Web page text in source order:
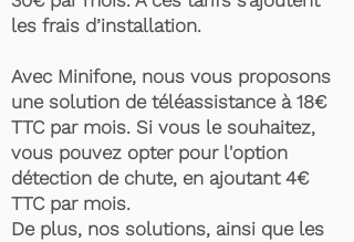
les frais d’installation.
Avec Minifone, nous vous proposons
une solution de téléassistance à 18€
TTC par mois. Si vous le souhaitez,
vous pouvez opter pour l'option
détection de chute, en ajoutant 4€
TTC par mois.
De plus, nos solutions, ainsi que les